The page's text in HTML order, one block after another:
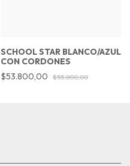
SCHOOL STAR BLANCO/AZUL
CON CORDONES
$53.800,00
$55.800,00